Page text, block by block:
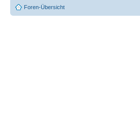
Foren-Übersicht